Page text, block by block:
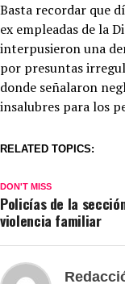
Basta recordar que
ex empleadas de la
interpusieron una
por presuntas
donde señalaron
insalubres para los
RELATED TOPICS:
DON'T MISS
Policías de la
violencia familiar